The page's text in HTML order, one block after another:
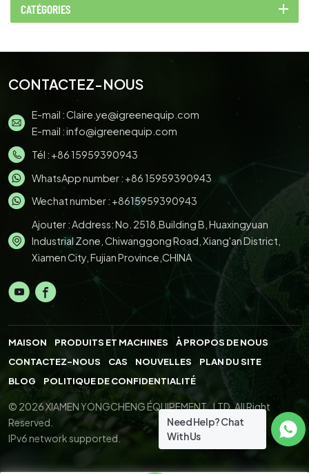
CATÉGORIES
CONTACTEZ-NOUS
E-mail :Claire.ye@igreenequip.com
E-mail :info@igreenequip.com
Tél : +86 15959390943
WhatsApp number : +86 15959390943
Wechat number : +8615959390943
Ajouter : Address: No. 2518,Building B, Huaxingyuan
Industrial Zone, Chiwanggong Road, Xiang'an District,
Xiamen City, Fujian Province,CHINA
MAISON PRODUITS ET MACHINES
À PROPOS DE NOUS
CONTACTEZ-NOUS
CAS NOUVELLES
PLAN DU SITE
BLOG
POLITIQUE DE CONFIDENTIALITÉ
© 2026 XIAMEN YONGCHENG ÉQUIPEMENT., LTD. All Right
Reserved.
IPv6 network supported.
Need Help? Chat
With Us